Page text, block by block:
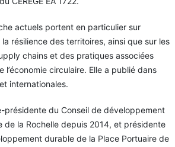
actuels portent en particulier sur
la résilience des territoires, ainsi que sur les
chains et des pratiques associées
l’économie circulaire. Elle a publié dans
internationales.
présidente du Conseil de développement
de la Rochelle depuis 2014, et présidente
durable de la Place Portuaire de